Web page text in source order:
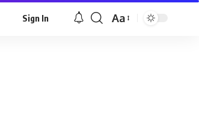
Sign In
Font
Aa